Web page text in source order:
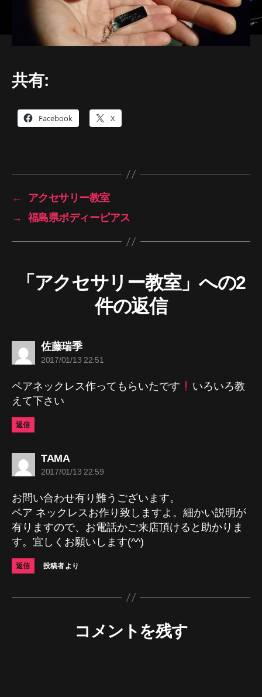
共有:
Facebook X
←
アクセサリー教室
→
福島県ボディーピアス
「アクセサリー教室」への2
件の返信
佐藤瑞季の
発
2017/01/13 22:51
ペアネックレス作ってもらいたです
いろいろ教
えて下さい
返信
TAMAの
発
2017/01/13 22:59
お問い合わせ有り難うございます。
ペア ネックレスお作り致しますよ。細かい説明が
有りますので、お電話かご来店頂けると助かりま
す。宜しくお願いします(^^)
返信 投稿者より
コメントを残す